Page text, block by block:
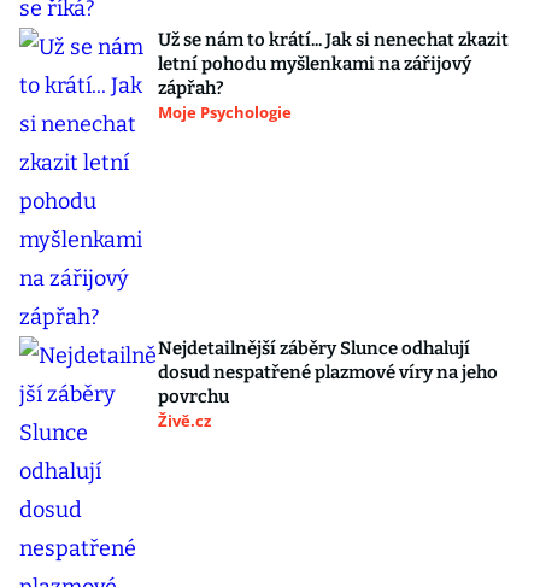
Už se nám to krátí... Jak si nenechat zkazit
letní pohodu myšlenkami na zářijový
zápřah?
Moje Psychologie
Nejdetailnější záběry Slunce odhalují
dosud nespatřené plazmové víry na jeho
povrchu
Živě.cz